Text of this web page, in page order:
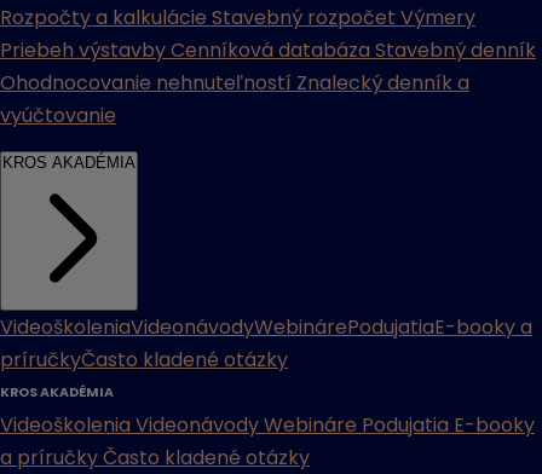
Rozpočty a kalkulácie Stavebný rozpočet Výmery
Priebeh výstavbyCenníková databáza Stavebný denník
Ohodnocovanie nehnuteľností Znalecký denník a
vyúčtovanie
KROS AKADÉMIA
VideoškoleniaVideonávodyWebinárePodujatiaE-booky a
príručkyČasto kladené otázky
KROS AKADÉMIA
Videoškolenia VideonávodyWebináre Podujatia E-booky
a príručkyČasto kladené otázky